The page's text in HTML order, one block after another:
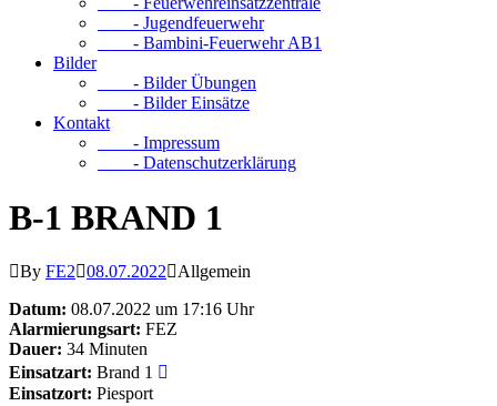
- Jugendfeuerwehr
- Bambini-Feuerwehr AB1
Bilder
- Bilder Übungen
- Bilder Einsätze
Kontakt
- Impressum
- Datenschutzerklärung
B-1 BRAND 1
By FE2 08.07.2022
Allgemein
Datum: 08.07.2022 um 17:16 Uhr
Alarmierungsart: FEZ
Dauer: 34 Minuten
Einsatzart: Brand 1
Einsatzort: Piesport